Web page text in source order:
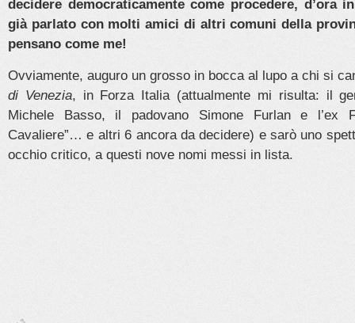
decidere democraticamente come procedere, d’ora
già parlato con molti amici di altri comuni della
pensano come me!
Ovviamente, auguro un grosso in bocca al lupo a chi si
di Venezia, in Forza Italia (attualmente mi risulta: il
Michele Basso, il padovano Simone Furlan e l’ex
Cavaliere”… e altri 6 ancora da decidere) e sarò uno
occhio critico, a questi nove nomi messi in lista.